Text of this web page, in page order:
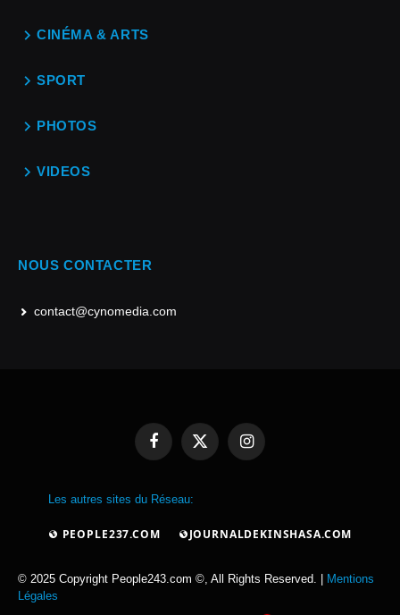
CINÉMA & ARTS
SPORT
PHOTOS
VIDEOS
NOUS CONTACTER
contact@cynomedia.com
FacebookX
Instagram
Les autres sites du Réseau:
PEOPLE237.COM JOURNALDEKINSHASA.COM
© 2025 Copyright People243.com ©, All Rights Reserved. |
Mentions
Légales